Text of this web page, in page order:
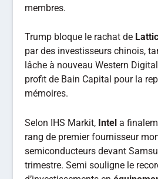
membres.
Trump bloque le rachat de
par des investisseurs chinois,
lâche à nouveau Western
profit de Bain Capital pour la
mémoires.
Selon IHS Markit, Intel a
rang de premier fournisseur
semiconducteurs devant
trimestre. Semi souligne le